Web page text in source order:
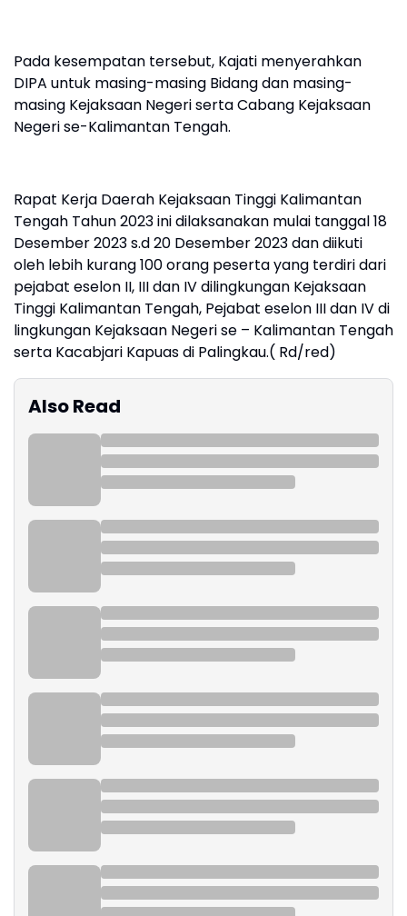
Pada kesempatan tersebut, Kajati menyerahkan
DIPA untuk masing-masing Bidang dan masing-
masing Kejaksaan Negeri serta Cabang Kejaksaan
Negeri se-Kalimantan Tengah.
Rapat Kerja Daerah Kejaksaan Tinggi Kalimantan
Tengah Tahun 2023 ini dilaksanakan mulai tanggal 18
Desember 2023 s.d 20 Desember 2023 dan diikuti
oleh lebih kurang 100 orang peserta yang terdiri dari
pejabat eselon II, III dan IV dilingkungan Kejaksaan
Tinggi Kalimantan Tengah, Pejabat eselon III dan IV di
lingkungan Kejaksaan Negeri se – Kalimantan Tengah
serta Kacabjari Kapuas di Palingkau.( Rd/red)
Also Read